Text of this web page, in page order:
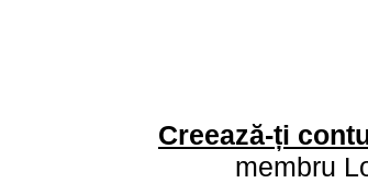
Creează-ți
membru